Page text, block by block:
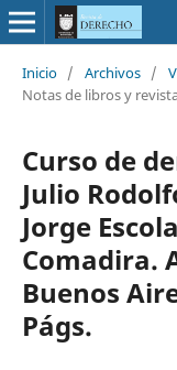
Inicio / Archivos /
Notas de libros y
Curso de
Julio
Jorge
Comadira.
Buenos
Págs.